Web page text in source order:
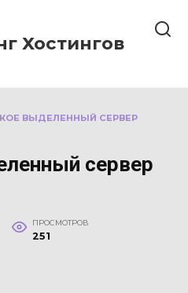
Хостингов
ВЫДЕЛЕННЫЙ СЕРВЕР
сервер
ПРОСМОТРОВ
251